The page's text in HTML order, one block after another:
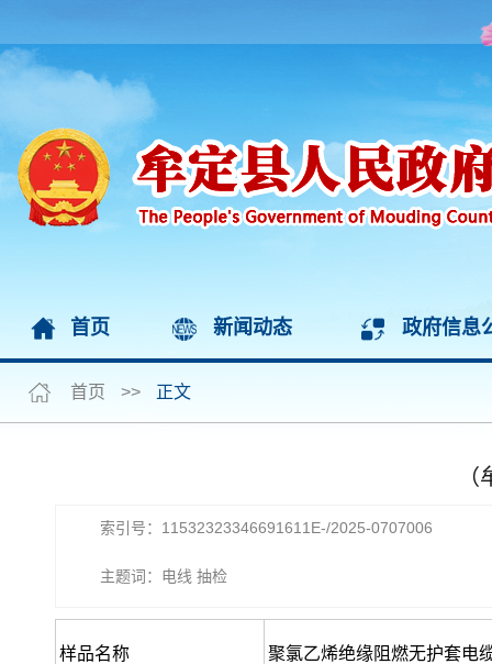
首页 新闻动态 政府信息
首页 >> 正文
索引号：11532323346691611E-/2025-0707006
主题词：电线 抽检
样品名称 聚氯乙烯绝缘阻燃无护套电